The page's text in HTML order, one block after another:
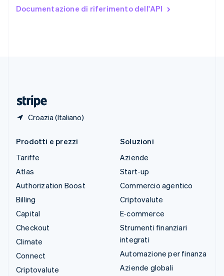
Documentazione di riferimento dell'API
Croazia (Italiano)
English Español 简体中文
Prodotti e prezzi
Tariffe
Atlas
Authorization Boost
Billing
Capital
Checkout
Climate
Connect
Criptovalute
Soluzioni
Aziende
Start-up
Commercio agentico
Criptovalute
E-commerce
Strumenti finanziari
integrati
Automazione per finanza
Aziende globali